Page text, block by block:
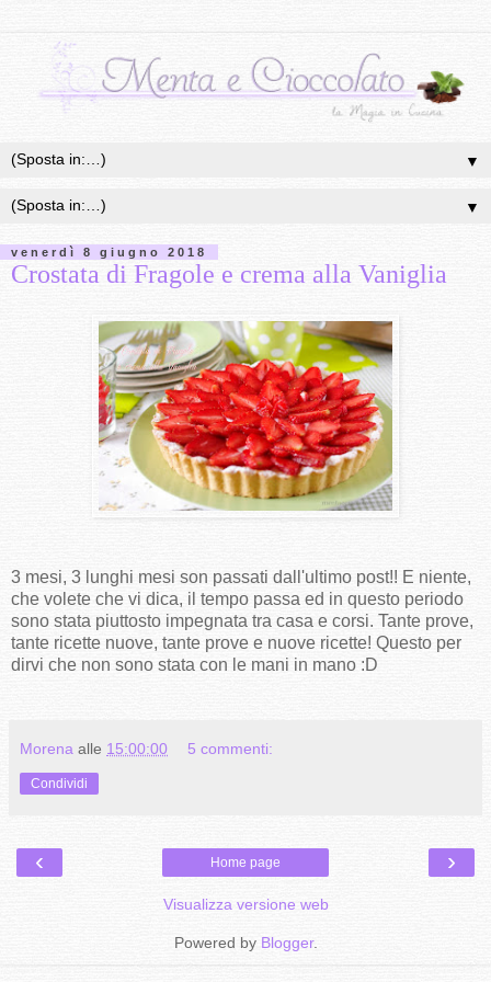
▼
▼
venerdì 8 giugno 2018
Crostata di Fragole e crema alla Vaniglia
3 mesi, 3 lunghi mesi son passati dall'ultimo post!! E niente,
che volete che vi dica, il tempo passa ed in questo periodo
sono stata piuttosto impegnata tra casa e corsi. Tante prove,
tante ricette nuove, tante prove e nuove ricette! Questo per
dirvi che non sono stata con le mani in mano :D
Morena alle 15:00:00 5 commenti:
Condividi
‹ ›
Home page
Visualizza versione web
Powered by Blogger.